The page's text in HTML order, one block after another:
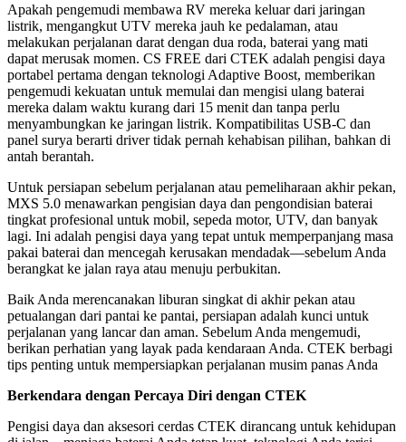
Apakah pengemudi membawa RV mereka keluar dari jaringan
listrik, mengangkut UTV mereka jauh ke pedalaman, atau
melakukan perjalanan darat dengan dua roda, baterai yang mati
dapat merusak momen. CS FREE dari CTEK adalah pengisi daya
portabel pertama dengan teknologi Adaptive Boost, memberikan
pengemudi kekuatan untuk memulai dan mengisi ulang baterai
mereka dalam waktu kurang dari 15 menit dan tanpa perlu
menyambungkan ke jaringan listrik. Kompatibilitas USB-C dan
panel surya berarti driver tidak pernah kehabisan pilihan, bahkan di
antah berantah.
Untuk persiapan sebelum perjalanan atau pemeliharaan akhir pekan,
MXS 5.0 menawarkan pengisian daya dan pengondisian baterai
tingkat profesional untuk mobil, sepeda motor, UTV, dan banyak
lagi. Ini adalah pengisi daya yang tepat untuk memperpanjang masa
pakai baterai dan mencegah kerusakan mendadak—sebelum Anda
berangkat ke jalan raya atau menuju perbukitan.
Baik Anda merencanakan liburan singkat di akhir pekan atau
petualangan dari pantai ke pantai, persiapan adalah kunci untuk
perjalanan yang lancar dan aman. Sebelum Anda mengemudi,
berikan perhatian yang layak pada kendaraan Anda. CTEK berbagi
tips penting untuk mempersiapkan perjalanan musim panas Anda
Berkendara dengan Percaya Diri dengan CTEK
Pengisi daya dan aksesori cerdas CTEK dirancang untuk kehidupan